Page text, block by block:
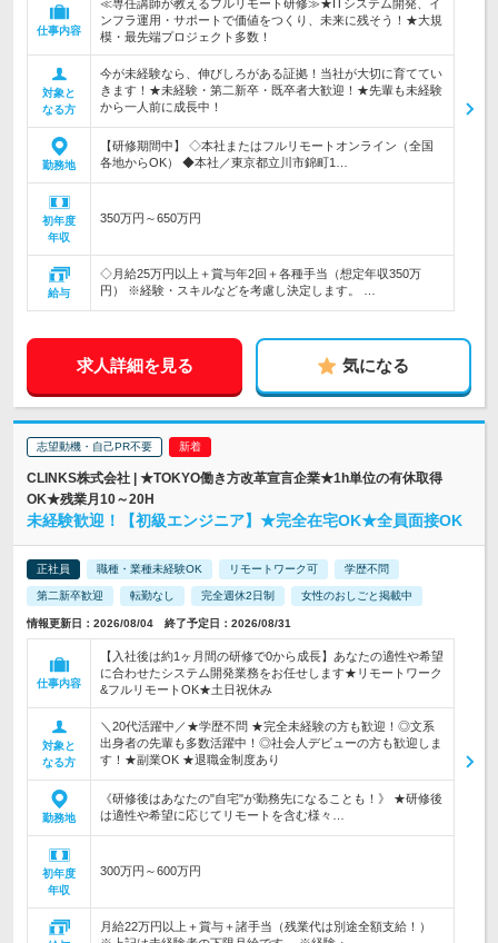
仕事内容
≪専任講師が教えるフルリモート研修≫★ITシステム開発、イ
ンフラ運用・サポートで価値をつくり、未来に残そう！★大規
模・最先端プロジェクト多数！
対象と
なる方
今が未経験なら、伸びしろがある証拠！当社が大切に育ててい
きます！★未経験・第二新卒・既卒者大歓迎！★先輩も未経験
から一人前に成長中！
勤務地
【研修期間中】 ◇本社またはフルリモートオンライン（全国
各地からOK） ◆本社／東京都立川市錦町1…
初年度
年収
350万円～650万円
給与
◇月給25万円以上＋賞与年2回＋各種手当（想定年収350万
円） ※経験・スキルなどを考慮し決定します。 …
求人詳細を見る 気になる
志望動機・自己PR不要
CLINKS株式会社 | ★TOKYO働き方改革宣言企業★1h単位の有休取得
OK★残業月10～20H
未経験歓迎！【初級エンジニア】★完全在宅OK★全員面接OK
正社員 職種・業種未経験OK リモートワーク可 学歴不問
第二新卒歓迎 転勤なし 完全週休2日制 女性のおしごと掲載中
情報更新日：2026/08/04 終了予定日：2026/08/31
仕事内容
【入社後は約1ヶ月間の研修で0から成長】あなたの適性や希望
に合わせたシステム開発業務をお任せします★リモートワーク
&フルリモートOK★土日祝休み
対象と
なる方
＼20代活躍中／★学歴不問 ★完全未経験の方も歓迎！◎文系
出身者の先輩も多数活躍中！◎社会人デビューの方も歓迎しま
す！★副業OK ★退職金制度あり
勤務地
《研修後はあなたの"自宅"が勤務先になることも！》 ★研修後
は適性や希望に応じてリモートを含む様々…
初年度
年収
300万円～600万円
月給22万円以上＋賞与＋諸手当（残業代は別途全額支給！）